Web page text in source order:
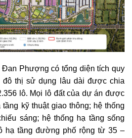
Đan Phượng có tổng diện tích quy
đô thị sử dụng lâu dài được chia
lô. Mọi lô đất của dự án được
kỹ thuật giao thông; hệ thống
sáng; hệ thống hạ tầng sống
hạ tầng đường phố rộng từ 35 –